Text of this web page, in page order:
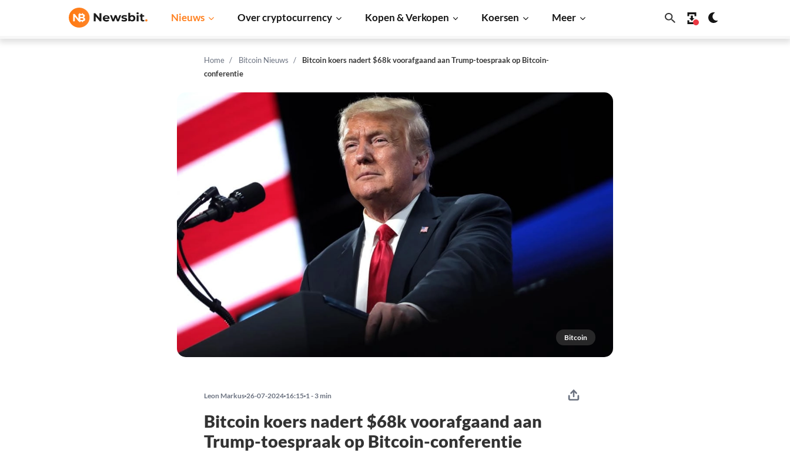
Nieuws Over cryptocurrency Kopen & Verkopen Koersen Meer
Home Bitcoin Nieuws
Bitcoin koers nadert $68k voorafgaand aan Trump-toespraak op Bitcoin-
conferentie
Bitcoin
Leon Markus 26-07-2024 16:15 1 - 3 min
Bitcoin koers nadert $68k voorafgaand aan
Trump-toespraak op Bitcoin-conferentie